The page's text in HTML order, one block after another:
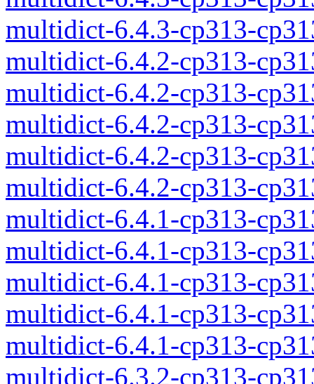
multidict-6.4.3-cp313-
multidict-6.4.2-cp313-
multidict-6.4.2-cp313-
multidict-6.4.2-cp313-
multidict-6.4.2-cp313-
multidict-6.4.2-cp313-
multidict-6.4.1-cp313-
multidict-6.4.1-cp313-
multidict-6.4.1-cp313-
multidict-6.4.1-cp313-
multidict-6.4.1-cp313-
multidict-6.3.2-cp313-